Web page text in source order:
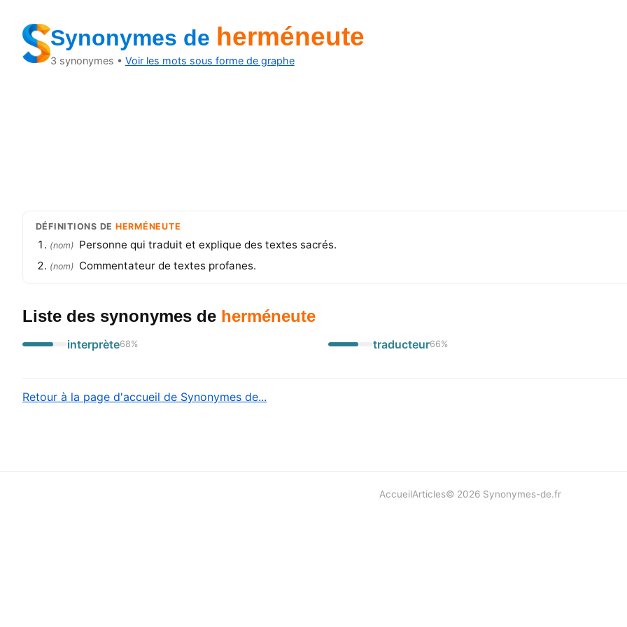
Synonymes de herméneute
3 synonymes • Voir les mots sous forme de graphe
DÉFINITIONS DE HERMÉNEUTE
(nom) Personne qui traduit et explique des textes sacrés.
(nom) Commentateur de textes profanes.
Liste des synonymes de herméneute
interprète68% traducteur66%
Retour à la page d'accueil de Synonymes de...
AccueilArticles© 2026 Synonymes-de.fr